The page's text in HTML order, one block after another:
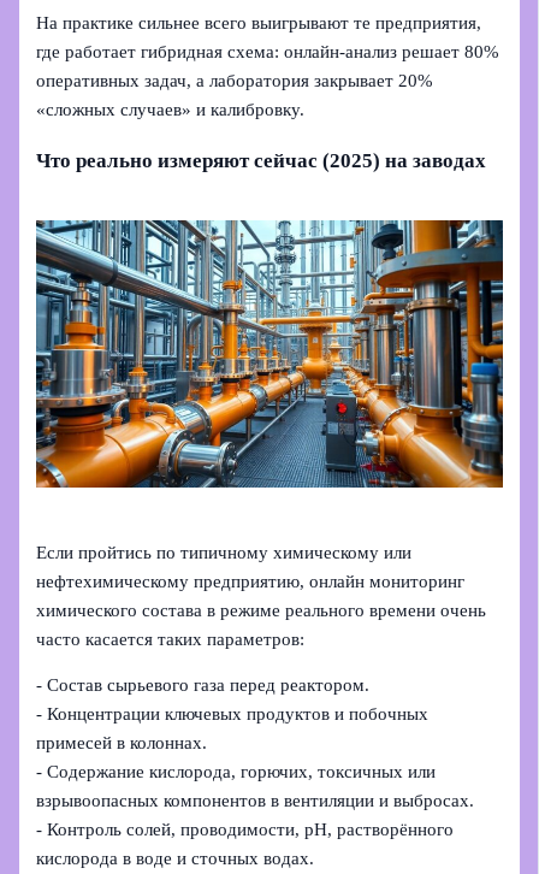
На практике сильнее всего выигрывают те предприятия,
где работает гибридная схема: онлайн‑анализ решает 80%
оперативных задач, а лаборатория закрывает 20%
«сложных случаев» и калибровку.
Что реально измеряют сейчас (2025) на заводах
Если пройтись по типичному химическому или
нефтехимическому предприятию, онлайн мониторинг
химического состава в режиме реального времени очень
часто касается таких параметров:
- Состав сырьевого газа перед реактором.
- Концентрации ключевых продуктов и побочных
примесей в колоннах.
- Содержание кислорода, горючих, токсичных или
взрывоопасных компонентов в вентиляции и выбросах.
- Контроль солей, проводимости, pH, растворённого
кислорода в воде и сточных водах.